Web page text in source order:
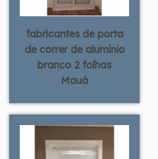
fabricantes de porta
de correr de alumínio
branco 2 folhas
Mauá